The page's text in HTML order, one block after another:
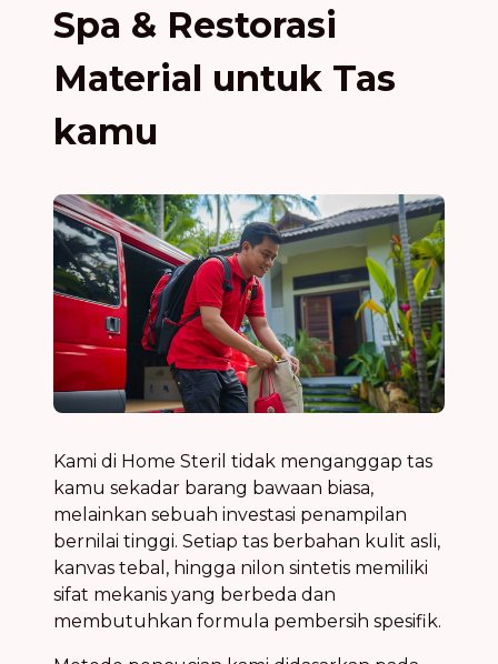
Spa & Restorasi
Material untuk Tas
kamu
Kami di Home Steril tidak menganggap tas
kamu sekadar barang bawaan biasa,
melainkan sebuah investasi penampilan
bernilai tinggi. Setiap tas berbahan kulit asli,
kanvas tebal, hingga nilon sintetis memiliki
sifat mekanis yang berbeda dan
membutuhkan formula pembersih spesifik.